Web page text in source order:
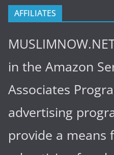
AFFILIATES
in the Amazon
Associates
advertising
provide a means